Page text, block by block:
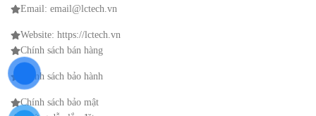
Email: email@lctech.vn
Website: https://lctech.vn
Chính sách bán hàng
Chính sách bảo hành
Chính sách bảo mật